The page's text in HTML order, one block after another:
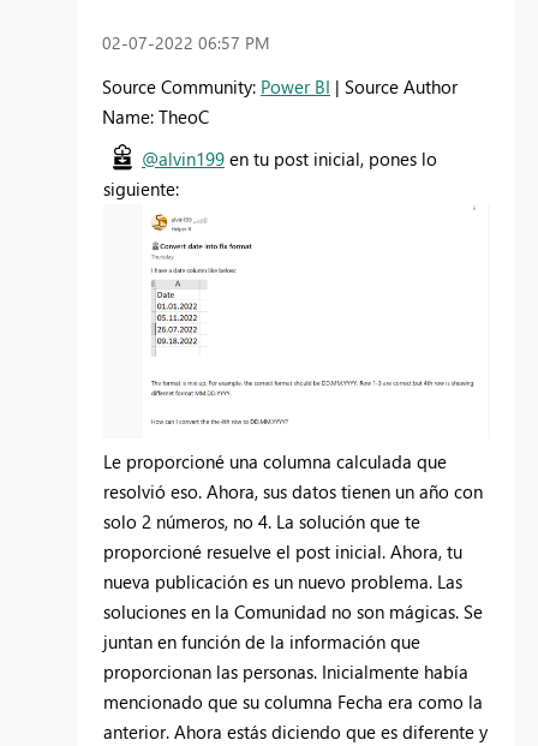
‎02-07-2022 06:57 PM
Source Community: Power BI | Source Author
Name: TheoC
@alvin199 en tu post inicial, pones lo
siguiente:
Le proporcioné una columna calculada que
resolvió eso. Ahora, sus datos tienen un año con
solo 2 números, no 4. La solución que te
proporcioné resuelve el post inicial. Ahora, tu
nueva publicación es un nuevo problema. Las
soluciones en la Comunidad no son mágicas. Se
juntan en función de la información que
proporcionan las personas. Inicialmente había
mencionado que su columna Fecha era como la
anterior. Ahora estás diciendo que es diferente y